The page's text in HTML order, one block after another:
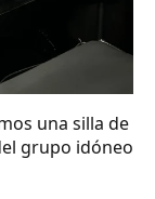
una silla de
grupo idóneo